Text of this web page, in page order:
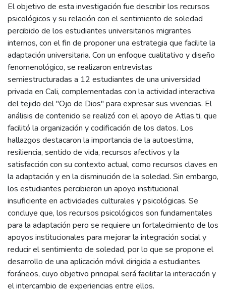
El objetivo de esta investigación fue describir los recursos
psicológicos y su relación con el sentimiento de soledad
percibido de los estudiantes universitarios migrantes
internos, con el fin de proponer una estrategia que facilite la
adaptación universitaria. Con un enfoque cualitativo y diseño
fenomenológico, se realizaron entrevistas
semiestructuradas a 12 estudiantes de una universidad
privada en Cali, complementadas con la actividad interactiva
del tejido del "Ojo de Dios" para expresar sus vivencias. El
análisis de contenido se realizó con el apoyo de Atlas.ti, que
facilitó la organización y codificación de los datos. Los
hallazgos destacaron la importancia de la autoestima,
resiliencia, sentido de vida, recursos afectivos y la
satisfacción con su contexto actual, como recursos claves en
la adaptación y en la disminución de la soledad. Sin embargo,
los estudiantes percibieron un apoyo institucional
insuficiente en actividades culturales y psicológicas. Se
concluye que, los recursos psicológicos son fundamentales
para la adaptación pero se requiere un fortalecimiento de los
apoyos institucionales para mejorar la integración social y
reducir el sentimiento de soledad, por lo que se propone el
desarrollo de una aplicación móvil dirigida a estudiantes
foráneos, cuyo objetivo principal será facilitar la interacción y
el intercambio de experiencias entre ellos.